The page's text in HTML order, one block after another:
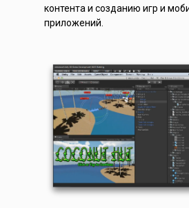
контента и созданию игр и
приложений.